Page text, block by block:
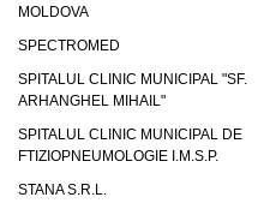
MOLDOVA
SPECTROMED
SPITALUL CLINIC MUNICIPAL "SF.
ARHANGHEL MIHAIL"
SPITALUL CLINIC MUNICIPAL DE
FTIZIOPNEUMOLOGIE I.M.S.P.
STANA S.R.L.